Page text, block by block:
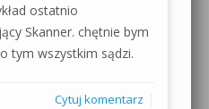
ostatnio
Skanner. chętnie bym
tym wszystkim sądzi.
Cytuj komentarz